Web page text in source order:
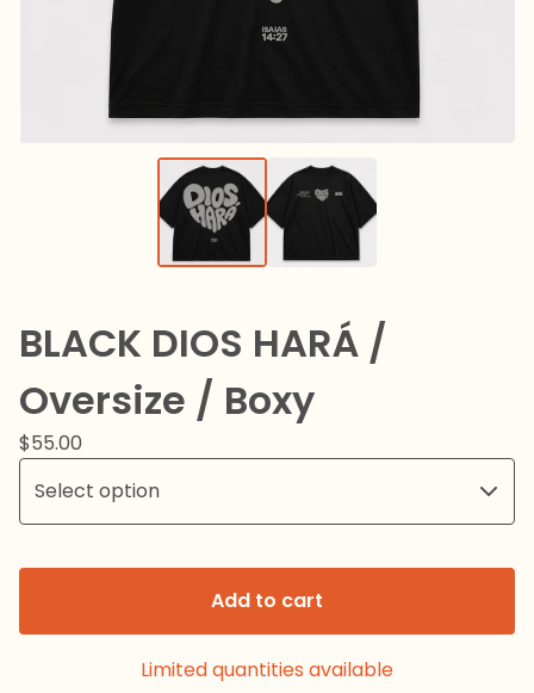
BLACK DIOS HARÁ /
Oversize / Boxy
$55.00
Add to cart
Limited quantities available